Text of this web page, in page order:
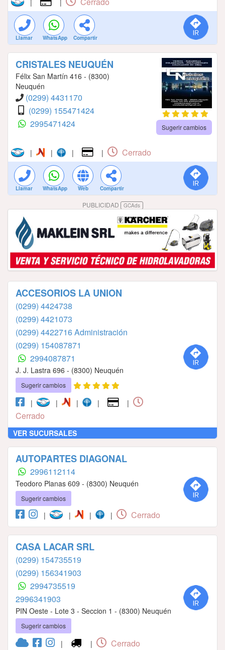
Llamar WhatsApp Compartir
CRISTALES NEUQUÉN
Félix San Martín 416 - (8300)
Neuquén
(0299) 4431170
(0299) 155471424
2995471424
Sugerir cambios
| | | | Cerrado
Llamar WhatsApp Web Compartir
PUBLICIDAD GCAds
ACCESORIOS LA UNION
(0299) 4424738
(0299) 4421073
(0299) 4422716 Administración
(0299) 154087871
2994087871
J. J. Lastra 696 - (8300) Neuquén
Sugerir cambios
| | | | |
Cerrado
VER SUCURSALES
AUTOPARTES DIAGONAL
2996112114
Teodoro Planas 609 - (8300) Neuquén
Sugerir cambios
| | | | Cerrado
CASA LACAR SRL
(0299) 154735519
(0299) 156341903
2994735519
2996341903
PIN Oeste - Lote 3 - Seccion 1 - (8300) Neuquén
Sugerir cambios
| | Cerrado